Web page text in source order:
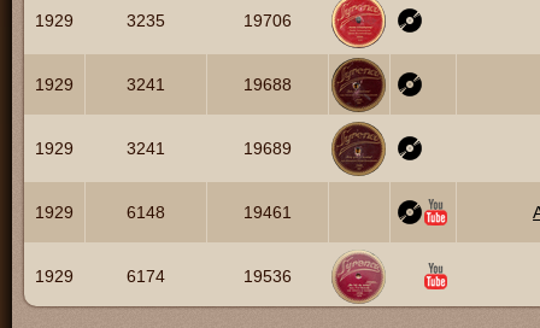
1929 3235 19706
1929 3241 19688
1929 3241 19689
1929 6148 19461
1929 6174 19536